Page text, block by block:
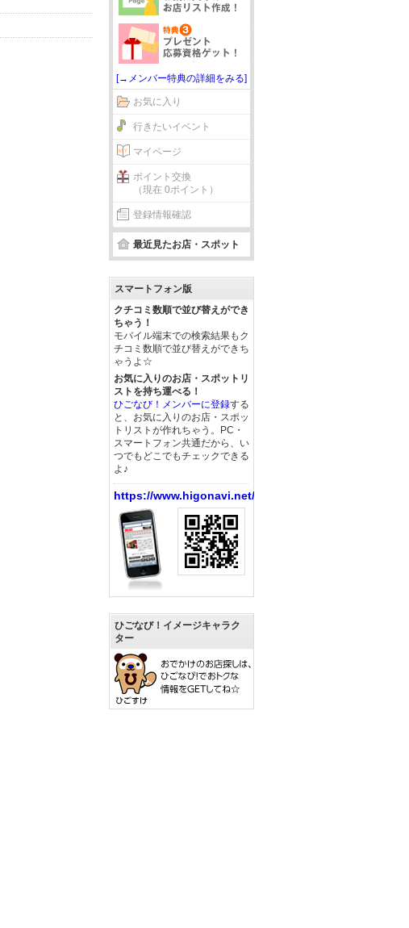
[→メンバー特典の詳細をみる]
お気に入り
行きたいイベント
マイページ
ポイント交換
（現在 0ポイント）
登録情報確認
最近見たお店・スポット
スマートフォン版
クチコミ数順で並び替えができ
ちゃう！
モバイル端末での検索結果もク
チコミ数順で並び替えができち
ゃうよ☆
お気に入りのお店・スポットリ
ストを持ち運べる！
ひごなび！メンバーに登録する
と、お気に入りのお店・スポッ
トリストが作れちゃう。PC・
スマートフォン共通だから、い
つでもどこでもチェックできる
よ♪
https://www.higonavi.net/
ひごなび！イメージキャラク
ター